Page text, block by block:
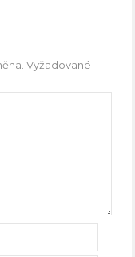
Vyžadované